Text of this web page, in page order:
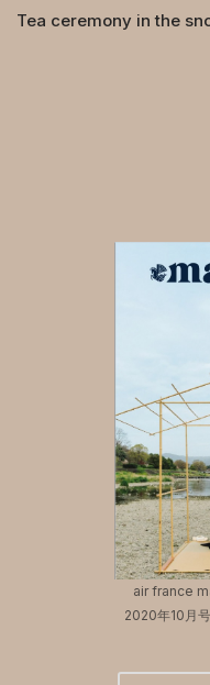
Tea ceremony in the
air france
2020年10月